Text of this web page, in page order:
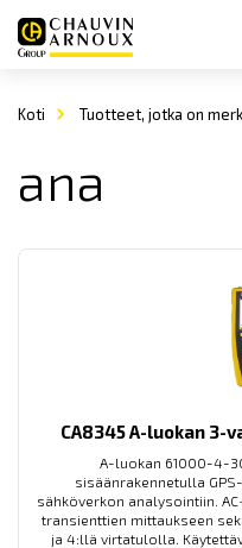
Koti Tuotteet, jotka on
ana
CA8345 A-luokan
A-luokan 61000-4-
sisäänrakennetulla
sähköverkon analysointiin.
transienttien mittaukseen
ja 4:llä virtatulolla.